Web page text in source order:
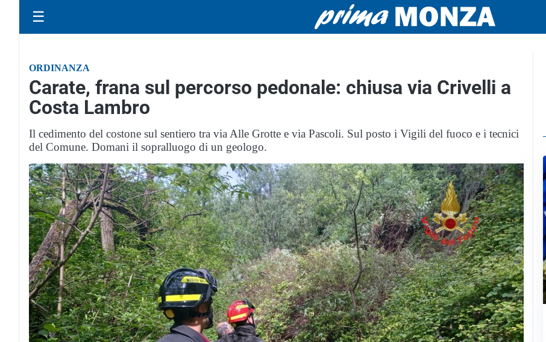
☰
ORDINANZA
Carate, frana sul percorso pedonale: chiusa via Crivelli a
Costa Lambro
Il cedimento del costone sul sentiero tra via Alle Grotte e via Pascoli. Sul posto i Vigili del fuoco e i tecnici
del Comune. Domani il sopralluogo di un geologo.